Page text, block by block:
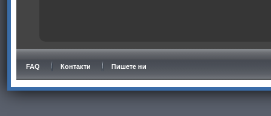
FAQ Контакти Пишете ни